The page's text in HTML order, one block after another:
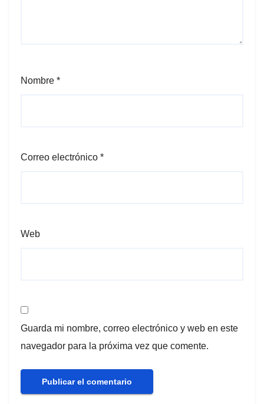
Nombre *
Correo electrónico *
Web
Guarda mi nombre, correo electrónico y web en este
navegador para la próxima vez que comente.